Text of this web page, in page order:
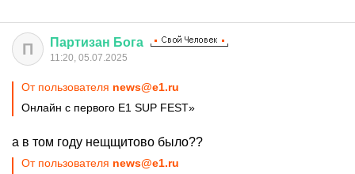
П Партизан Бога
11:20, 05.07.2025
От пользователя news@e1.ru
Онлайн с первого E1 SUP FEST»
а в том году нещщитово было??
От пользователя news@e1.ru